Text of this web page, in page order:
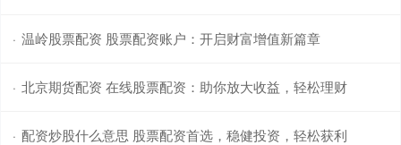
· 温岭股票配资 股票配资账户：开启财富增值新篇章
· 北京期货配资 在线股票配资：助你放大收益，轻松理财
· 配资炒股什么意思 股票配资首选，稳健投资，轻松获利